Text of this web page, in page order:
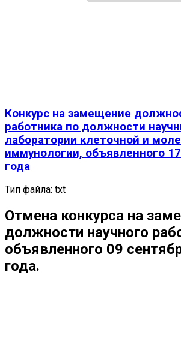
Конкурс на замещение
работника по должности
лаборатории клеточной и
иммунологии, объявленного
года
Тип файла: txt
Отмена конкурса на
должности научного
объявленного 09
года.